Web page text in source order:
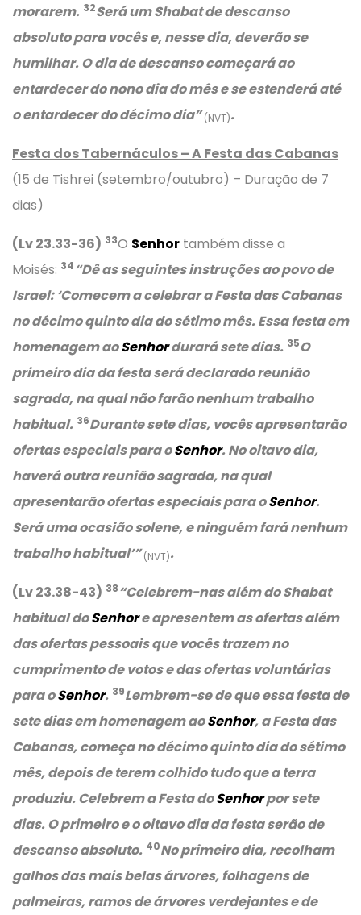
morarem. 32Será um Shabat de descanso
absoluto para vocês e, nesse dia, deverão se
humilhar. O dia de descanso começará ao
entardecer do nono dia do mês e se estenderá até
o entardecer do décimo dia”(NVT).
Festa dos Tabernáculos – A Festa das Cabanas
(15 de Tishrei (setembro/outubro) – Duração de 7
dias)
(Lv 23.33-36) 33O Senhor também disse a
Moisés: 34“Dê as seguintes instruções ao povo de
Israel: ‘Comecem a celebrar a Festa das Cabanas
no décimo quinto dia do sétimo mês. Essa festa em
homenagem aoSenhordurará sete dias. 35O
primeiro dia da festa será declarado reunião
sagrada, na qual não farão nenhum trabalho
habitual. 36Durante sete dias, vocês apresentarão
ofertas especiais para oSenhor. No oitavo dia,
haverá outra reunião sagrada, na qual
apresentarão ofertas especiais para oSenhor.
Será uma ocasião solene, e ninguém fará nenhum
trabalho habitual’”(NVT).
(Lv 23.38-43) 38“Celebrem-nas além do Shabat
habitual doSenhore apresentem as ofertas além
das ofertas pessoais que vocês trazem no
cumprimento de votos e das ofertas voluntárias
para oSenhor. 39Lembrem-se de que essa festa de
sete dias em homenagem aoSenhor, a Festa das
Cabanas, começa no décimo quinto dia do sétimo
mês, depois de terem colhido tudo que a terra
produziu. Celebrem a Festa doSenhorpor sete
dias. O primeiro e o oitavo dia da festa serão de
descanso absoluto. 40No primeiro dia, recolham
galhos das mais belas árvores, folhagens de
palmeiras, ramos de árvores verdejantes e de